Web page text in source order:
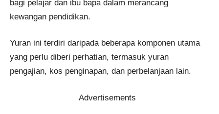
bagi pelajar dan ibu bapa dalam merancang
kewangan pendidikan.
Yuran ini terdiri daripada beberapa komponen utama
yang perlu diberi perhatian, termasuk yuran
pengajian, kos penginapan, dan perbelanjaan lain.
Advertisements